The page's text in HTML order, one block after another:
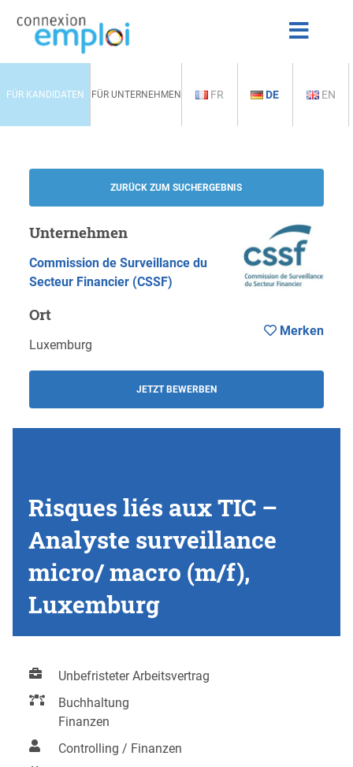
FÜR KANDIDATEN FÜR UNTERNEHMEN FR DE EN
ZURÜCK ZUM SUCHERGEBNIS
Unternehmen
Commission de Surveillance du
Secteur Financier (CSSF)
Ort
Luxemburg
JETZT BEWERBEN
Merken
Risques liés aux TIC –
Analyste surveillance
micro/ macro (m/f),
Luxemburg
Unbefristeter Arbeitsvertrag
Buchhaltung
Finanzen
Controlling / Finanzen